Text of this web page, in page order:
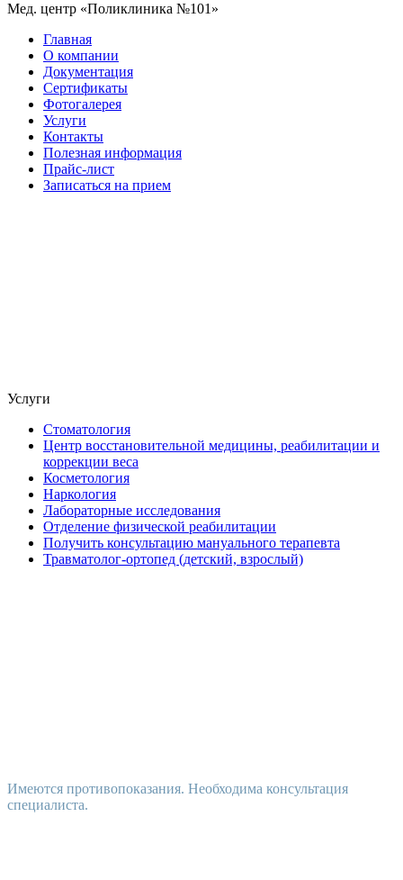
Мед. центр «Поликлиника №101»
Главная
О компании
Документация
Сертификаты
Фотогалерея
Услуги
Контакты
Полезная информация
Прайс-лист
Записаться на прием
Услуги
Стоматология
Центр восстановительной медицины, реабилитации и
коррекции веса
Косметология
Наркология
Лабораторные исследования
Отделение физической реабилитации
Получить консультацию мануального терапевта
Травматолог-ортопед (детский, взрослый)
Имеются противопоказания. Необходима консультация
специалиста.